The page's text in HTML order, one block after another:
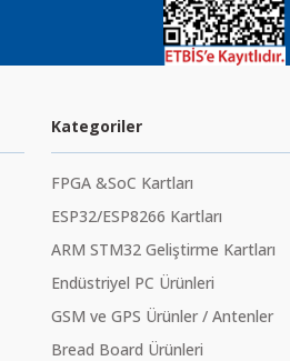
Kategoriler
FPGA &SoC Kartları
ESP32/ESP8266 Kartları
ARM STM32 Geliştirme Kartları
Endüstriyel PC Ürünleri
GSM ve GPS Ürünler / Antenler
Bread Board Ürünleri